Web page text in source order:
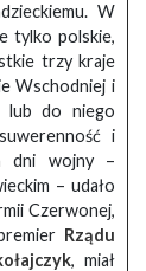
W
tylko polskie,
trzy kraje
Wschodniej i
lub do niego
i
dni wojny –
– udało
Czerwonej,
Rządu
, miał